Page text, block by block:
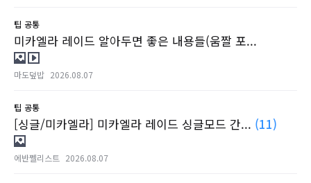
팁 공통
미카엘라 레이드 알아두면 좋은 내용들(움짤 포...
마도덮밥 2026.08.07
팁 공통
[싱글/미카엘라] 미카엘라 레이드 싱글모드 간... (11)
에반쩰리스트 2026.08.07